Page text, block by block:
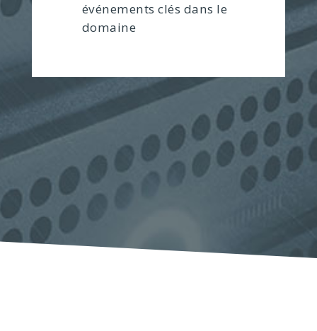
événements clés dans le
domaine